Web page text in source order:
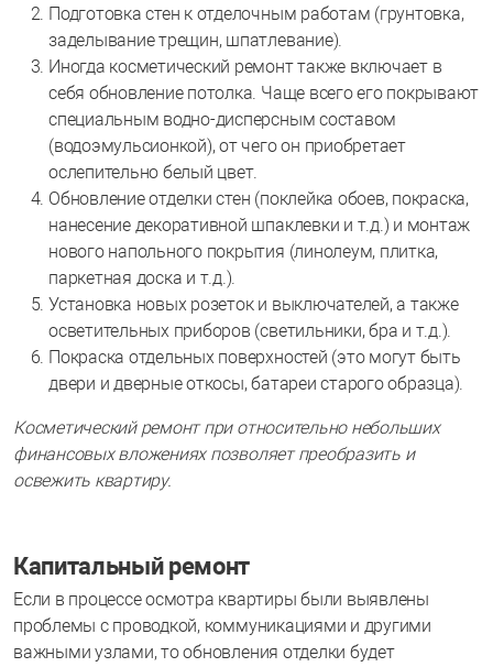
Подготовка стен к отделочным работам (грунтовка,
заделывание трещин, шпатлевание).
Иногда косметический ремонт также включает в
себя обновление потолка. Чаще всего его покрывают
специальным водно-дисперсным составом
(водоэмульсионкой), от чего он приобретает
ослепительно белый цвет.
Обновление отделки стен (поклейка обоев, покраска,
нанесение декоративной шпаклевки и т.д.) и монтаж
нового напольного покрытия (линолеум, плитка,
паркетная доска и т.д.).
Установка новых розеток и выключателей, а также
осветительных приборов (светильники, бра и т.д.).
Покраска отдельных поверхностей (это могут быть
двери и дверные откосы, батареи старого образца).
Косметический ремонт при относительно небольших
финансовых вложениях позволяет преобразить и
освежить квартиру.
Капитальный ремонт
Если в процессе осмотра квартиры были выявлены
проблемы с проводкой, коммуникациями и другими
важными узлами, то обновления отделки будет